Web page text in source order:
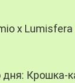
x Lumisfera
Крошка-